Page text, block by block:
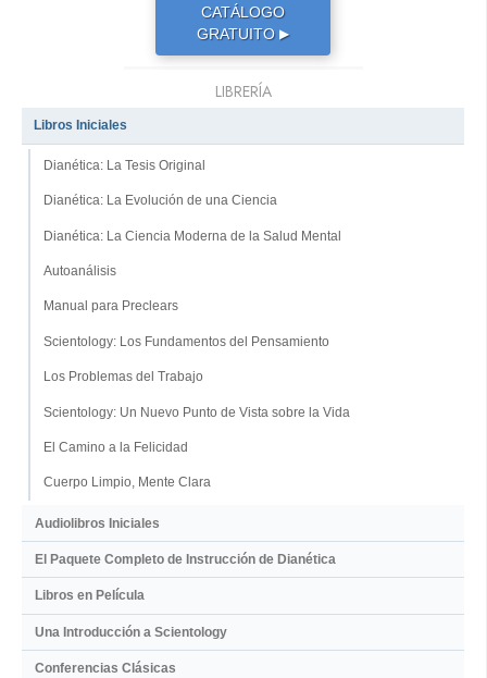
CATÁLOGO
GRATUITO ▶
LIBRERÍA
Libros Iniciales
Dianética: La Tesis Original
Dianética: La Evolución de una Ciencia
Dianética: La Ciencia Moderna de la Salud Mental
Autoanálisis
Manual para Preclears
Scientology: Los Fundamentos del Pensamiento
Los Problemas del Trabajo
Scientology: Un Nuevo Punto de Vista sobre la Vida
El Camino a la Felicidad
Cuerpo Limpio, Mente Clara
Audiolibros Iniciales
El Paquete Completo de Instrucción de Dianética
Libros en Película
Una Introducción a Scientology
Conferencias Clásicas